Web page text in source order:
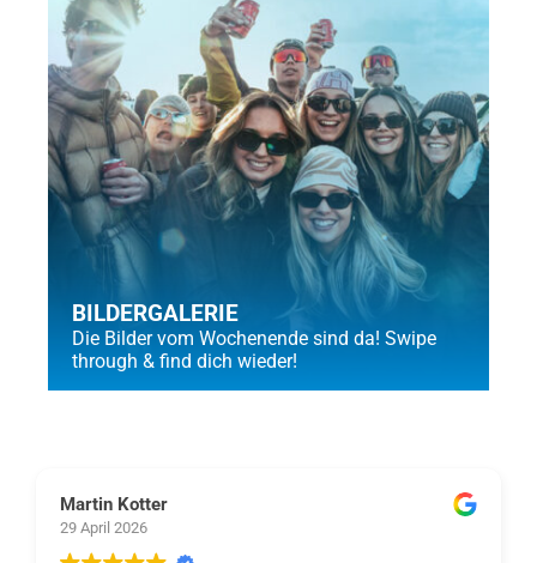
BILDERGALERIE
Die Bilder vom Wochenende sind da! Swipe
through & find dich wieder!
Martin Kotter
29 April 2026